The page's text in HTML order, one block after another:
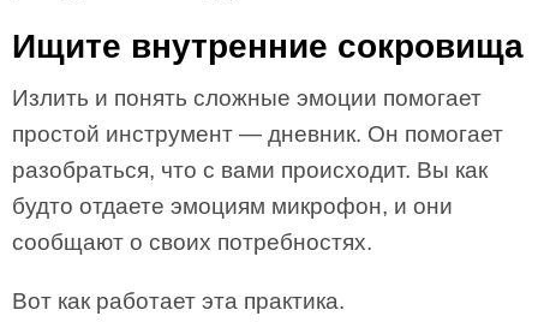
Ищите внутренние сокровища
Излить и понять сложные эмоции помогает
простой инструмент — дневник. Он помогает
разобраться, что с вами происходит. Вы как
будто отдаете эмоциям микрофон, и они
сообщают о своих потребностях.
Вот как работает эта практика.